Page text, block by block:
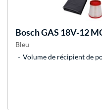
BoschGAS 18V-12
Bleu
Volume de récipient de